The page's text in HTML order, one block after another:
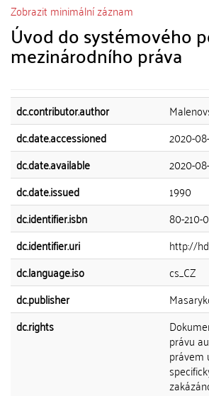
Zobrazit minimální záznam
Úvod do systémového
mezinárodního práva
dc.contributor.author
dc.date.accessioned
2020-
dc.date.available
2020-
dc.date.issued
1990
dc.identifier.isbn
80-210-
dc.identifier.uri
http://
dc.language.iso
cs_CZ
dc.publisher
dc.rights
právu
právem